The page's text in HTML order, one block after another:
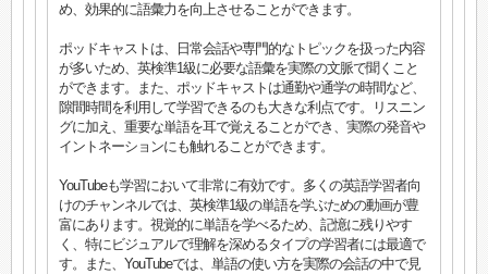
め、効果的に語彙力を向上させることができます。
ポッドキャストは、日常会話や専門的なトピックを扱った内容
が多いため、英検準1級に必要な語彙を実際の文脈で聞くこと
ができます。また、ポッドキャストは通勤や通学の時間など、
隙間時間を利用して学習できるのも大きな利点です。リスニン
グに加え、重要な単語を耳で覚えることができ、実際の発音や
イントネーションにも触れることができます。
YouTubeも学習において非常に有効です。多くの英語学習者向
けのチャンネルでは、英検準1級の単語を学ぶための動画が豊
富にあります。視覚的に単語を学べるため、記憶に残りやす
く、特にビジュアルで理解を深めるタイプの学習者には最適で
す。また、YouTubeでは、単語の使い方を実際の会話の中で見